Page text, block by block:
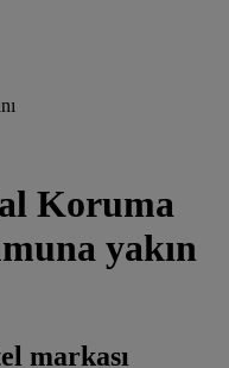
Koruma
yakın
markası